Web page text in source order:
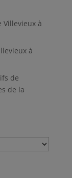
Villevieux à
à
de
de la